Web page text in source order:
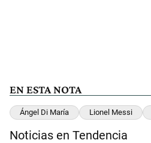
EN ESTA NOTA
Ángel Di María Lionel Messi
Noticias en Tendencia